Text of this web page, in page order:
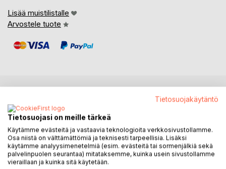
Lisää muistilistalle
Arvostele tuote
Helsinki-häpeä on tragikoominen romaani nuoresta
miehestä, joka muuttaa Helsinkiin opiskelemaan. Päähenkilö
Sakari on sosiaalisesti kömpelö. Hänen mielessään pienet
sattumukset kasvavat isoiksi ja isot kutistuvat pieniksi.
Tietosuojakäytäntö
Tietosuojasi on meille tärkeä
Käytämme evästeitä ja vastaavia teknologioita verkkosivustollamme.
Osa niistä on välttämättömiä ja teknisesti tarpeellisia. Lisäksi
käytämme analyysimenetelmiä (esim. evästeitä tai sormenjälkiä sekä
palvelinpuolen seurantaa) mitataksemme, kuinka usein sivustollamme
vieraillaan ja kuinka sitä käytetään.